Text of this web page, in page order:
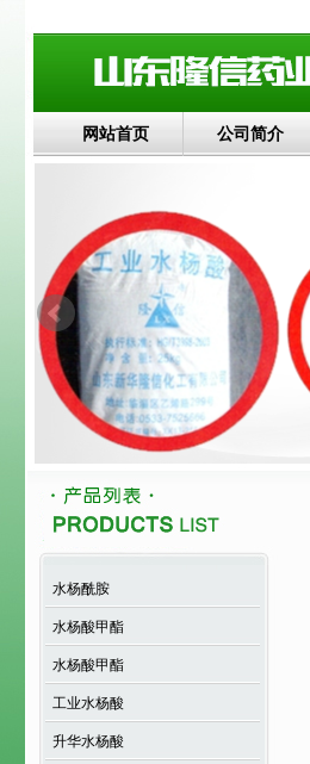
网站首页 公司简介
水杨酰胺
水杨酸甲酯
水杨酸甲酯
工业水杨酸
升华水杨酸